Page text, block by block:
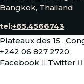
Bangkok, Thailand
tel:+65.4566743
Plateaux des 15 ,
+242 06 827 2720
Facebook
Twitter